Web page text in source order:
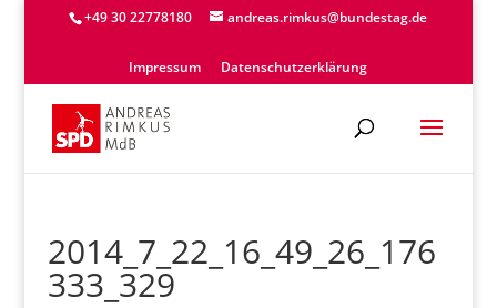
+49 30 22778180 andreas.rimkus@bundestag.de
Impressum Datenschutzerklärung
2014_7_22_16_49_26_176
333_329